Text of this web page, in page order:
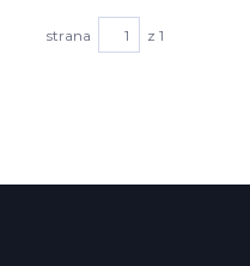
strana z 1